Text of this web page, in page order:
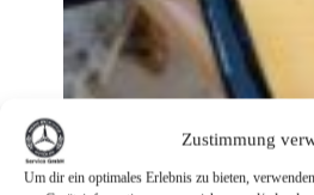
Zustimmung
Um dir ein optimales Erlebnis zu bieten,